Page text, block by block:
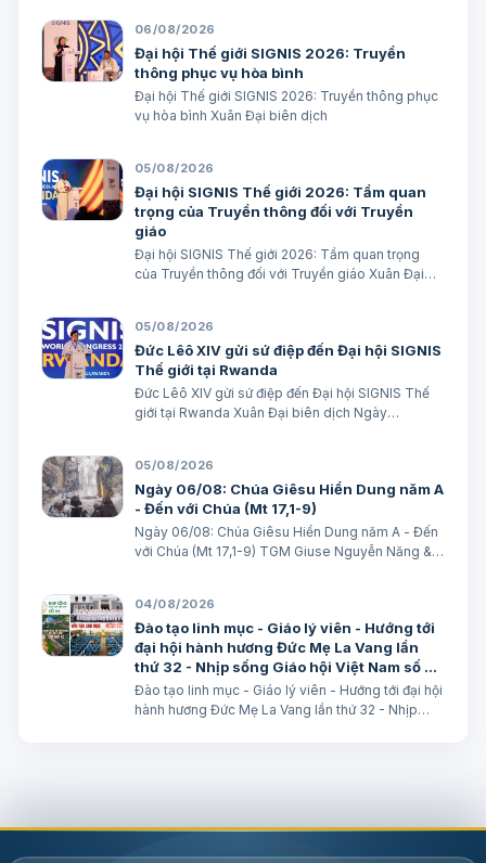
6-7 “Khốn cho thành khát má…
06/08/2026
Đại hội Thế giới SIGNIS 2026: Truyền
thông phục vụ hòa bình
Đại hội Thế giới SIGNIS 2026: Truyền thông phục
vụ hòa bình Xuân Đại biên dịch
05/08/2026
Đại hội SIGNIS Thế giới 2026: Tầm quan
trọng của Truyền thông đối với Truyền
giáo
Đại hội SIGNIS Thế giới 2026: Tầm quan trọng
của Truyền thông đối với Truyền giáo Xuân Đại
05/08/2026
Đức Lêô XIV gửi sứ điệp đến Đại hội SIGNIS
Thế giới tại Rwanda
Đức Lêô XIV gửi sứ điệp đến Đại hội SIGNIS Thế
giới tại Rwanda Xuân Đại biên dịch Ngày
Lêô XIV kêu gọi những người làm truyền thông
C…
05/08/2026
Ngày 06/08: Chúa Giêsu Hiển Dung năm A
- Đến với Chúa (Mt 17,1-9)
Ngày 06/08: Chúa Giêsu Hiển Dung năm A - Đến
với Chúa (Mt 17,1-9) TGM Giuse Nguyễn Năng &
như tuyết”. Trích sách Tiên tri…
04/08/2026
Đào tạo linh mục - Giáo lý viên - Hướng tới
đại hội hành hương Đức Mẹ La Vang lần
thứ 32 - Nhịp sống Giáo hội Việt Nam số 85
(28/7/2026 - 03/8/2026)
Đào tạo linh mục - Giáo lý viên - Hướng tới đại hội
hành hương Đức Mẹ La Vang lần thứ 32 - Nhịp